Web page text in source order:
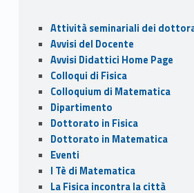
o
k
n di
Sidebar
Attività seminariali dei
Avvisi del Docente
Avvisi Didattici Home Page
Colloqui di Fisica
Colloquium di Matematica
Dipartimento
Dottorato in Fisica
Dottorato in Matematica
Eventi
I Tè di Matematica
La Fisica incontra la città